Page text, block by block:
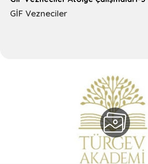
GİF Vezneciler